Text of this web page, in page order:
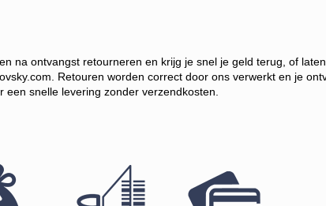
na ontvangst retourneren en krijg je snel je geld terug, of
Retouren worden correct door ons verwerkt en je
snelle levering zonder verzendkosten.